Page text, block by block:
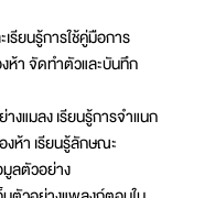
รียนรู้การใช้คู่มือการ
ห้า จัดทำตัวและบันทึก
งแมลง เรียนรู้การจำแนก
ห้า เรียนรู้ลักษณะ
มูลตัวอย่าง